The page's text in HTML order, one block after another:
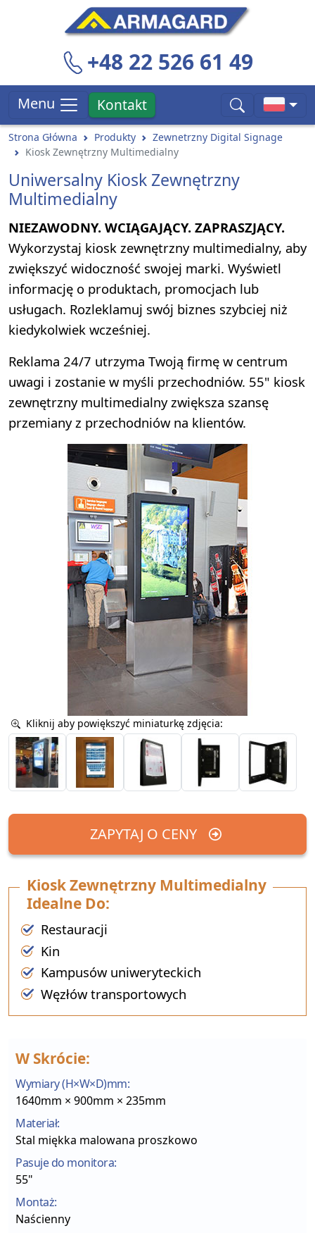
+48 22 526 61 49
Menu Kontakt
Strona Główna Produkty
Zewnetrzny Digital Signage
Kiosk Zewnętrzny Multimedialny
Uniwersalny Kiosk Zewnętrzny
Multimedialny
NIEZAWODNY. WCIĄGAJĄCY. ZAPRASZJĄCY.
Wykorzystaj kiosk zewnętrzny multimedialny, aby
zwiększyć widoczność swojej marki. Wyświetl
informację o produktach, promocjach lub
usługach. Rozleklamuj swój biznes szybciej niż
kiedykolwiek wcześniej.
Reklama 24/7 utrzyma Twoją firmę w centrum
uwagi i zostanie w myśli przechodniów. 55" kiosk
zewnętrzny multimedialny zwiększa szansę
przemiany z przechodniów na klientów.
Kliknij aby powiększyć miniaturkę zdjęcia:
ZAPYTAJ O CENY
Kiosk Zewnętrzny Multimedialny
Idealne Do:
Restauracji
Kin
Kampusów uniweryteckich
Węzłów transportowych
W Skrócie:
Wymiary (H×W×D)mm:
1640mm × 900mm × 235mm
Materiał:
Stal miękka malowana proszkowo
Pasuje do monitora:
55"
Montaż:
Naścienny